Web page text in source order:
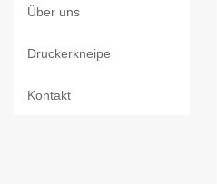
Über uns
Druckerkneipe
Kontakt